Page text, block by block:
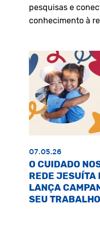
pesquisas e
conhecimento à
07.05.26
O CUIDADO
REDE JESUÍTA
LANÇA
SEU